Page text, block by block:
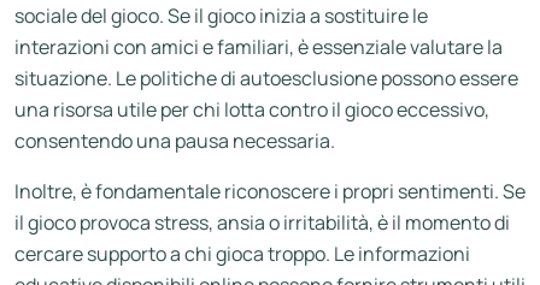
sociale del gioco. Se il gioco inizia a sostituire le
interazioni con amici e familiari, è essenziale valutare la
situazione. Le politiche di autoesclusione possono essere
una risorsa utile per chi lotta contro il gioco eccessivo,
consentendo una pausa necessaria.
Inoltre, è fondamentale riconoscere i propri sentimenti. Se
il gioco provoca stress, ansia o irritabilità, è il momento di
cercare supporto a chi gioca troppo. Le informazioni